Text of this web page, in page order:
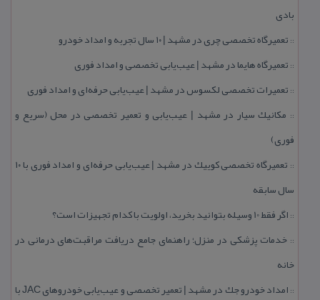
بادی
:: تعمیرگاه تخصصی چری در مشهد | ۱۰ سال تجربه و امداد خودرو
:: تعمیرگاه هایما در مشهد | عیب‌یابی تخصصی و امداد فوری
:: تعمیرات تخصصی لكسوس در مشهد | عیب‌یابی حرفه‌ای و امداد فوری
:: مكانیك سیار در مشهد | عیب‌یابی و تعمیر تخصصی در محل (سریع و
فوری)
::
تعمیرگاه تخصصی كوییك در مشهد | عیب‌یابی حرفه‌ای و امداد فوری با ۱۰
سال سابقه
:: اگر فقط 10 وسیله بتوانید بخرید، اولویت با كدام تجهیزات است؟
:: خدمات پزشكی در منزل؛ راهنمای جامع دریافت مراقبت‌های درمانی در
خانه
::
امداد خودرو جك در مشهد | تعمیر تخصصی و عیب‌یابی خودروهای JAC با